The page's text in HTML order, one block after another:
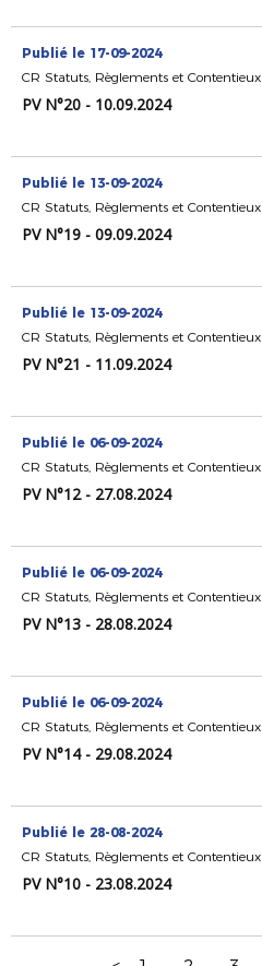
Publié le 17-09-2024
CR Statuts, Règlements et Contentieux
PV N°20 - 10.09.2024
Publié le 13-09-2024
CR Statuts, Règlements et Contentieux
PV N°19 - 09.09.2024
Publié le 13-09-2024
CR Statuts, Règlements et Contentieux
PV N°21 - 11.09.2024
Publié le 06-09-2024
CR Statuts, Règlements et Contentieux
PV N°12 - 27.08.2024
Publié le 06-09-2024
CR Statuts, Règlements et Contentieux
PV N°13 - 28.08.2024
Publié le 06-09-2024
CR Statuts, Règlements et Contentieux
PV N°14 - 29.08.2024
Publié le 28-08-2024
CR Statuts, Règlements et Contentieux
PV N°10 - 23.08.2024